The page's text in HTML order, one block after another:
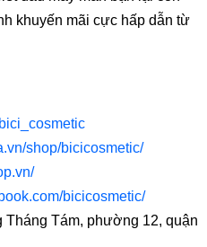
khuyến mãi cực hấp dẫn từ
shop/bicicosmetic/
bicicosmetic/
Tám, phường 12, quận